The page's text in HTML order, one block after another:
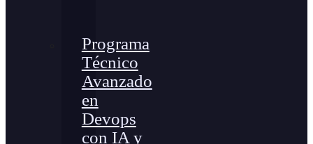
Programa
Técnico
Avanzado
en
Devops
con IA y